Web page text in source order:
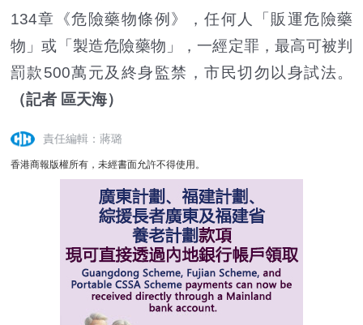
134章《危險藥物條例》，任何人「販運危險藥
物」或「製造危險藥物」，一經定罪，最高可被判
罰款500萬元及終身監禁，市民切勿以身試法。
（記者 區天海）
責任編輯：蔣璐
香港商報版權所有，未經書面允許不得使用。